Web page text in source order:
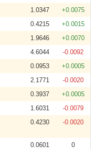
1.0347
+0.0075
0.4215
+0.0015
1.9646
+0.0070
4.6044
-0.0092
0.0953
+0.0005
2.1771
-0.0020
0.3937
+0.0005
1.6031
-0.0079
0.4230 -0.0020
0.0601
0